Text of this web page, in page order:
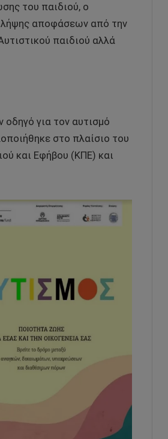
του παιδιού, ο
λήψης αποφάσεων από την
παιδιού αλλά
οδηγό για τον αυτισμό
στο πλαίσιο του
και Εφήβου (ΚΠΕ) και